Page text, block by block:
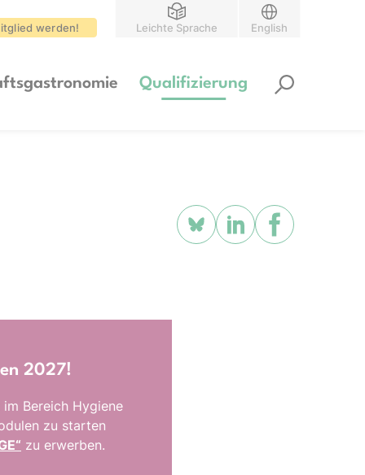
werden! Leichte Sprache English
Qualifizierung
2027!
Bereich Hygiene
zu starten
zu erwerben.